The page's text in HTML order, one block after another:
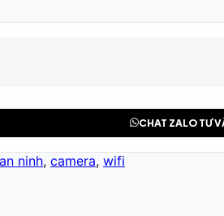
CHAT ZALO TƯ
an ninh, camera, wifi